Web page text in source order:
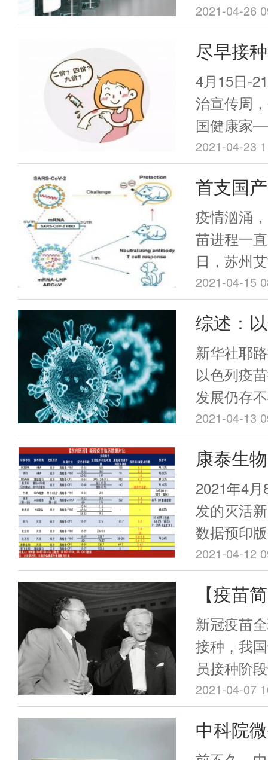
被正式批
这些疫苗
验，并显
50%的保
2021-04-26
尽早接
后，检
仅2.6个
4月15日-
治宣传周
国健康家
癌”。 数据显示，2020年中国新发
癌症病例
列前十，
化趋势，
症死亡的
2021-04-23
首支国
近III期
突破
疫情汹涌
苗进程一
日，苏州
（以下简
博博士接
访透露，
军事医学
同研制的
（ARCoV
一切进展
药紧密合
验。从
有1.2亿支
产能可达
mRNA疫
2021-04-15
综述：
明显 但
定性
新华社耶
以色列疫
发展仍存
2021-04-13
康泰生
宣：中
倍，位
四
2021年4
发的灭活
数据预印
全性和免
0、28天两
中和抗体
为康复者
的2.65倍
整理的新
示，真病
康复者倍
四。考虑
体倍数和
2021-04-12
【疫苗
会最终
疫苗竞
新冠疫苗
接种，我
员接种阶
全民广泛
经获批上
来说就有
2021-04-07
中科院